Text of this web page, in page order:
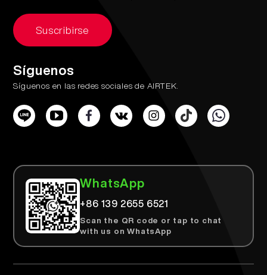
Suscribirse
Síguenos
Síguenos en las redes sociales de AIRTEK.
WhatsApp
+86 139 2655 6521
Scan the QR code or tap to chat
with us on WhatsApp